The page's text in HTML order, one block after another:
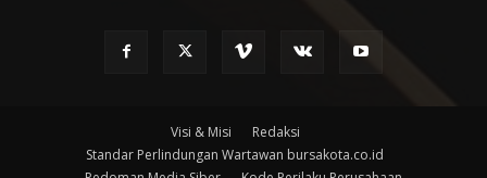
Visi & Misi
Redaksi
Standar Perlindungan Wartawan bursakota.co.id